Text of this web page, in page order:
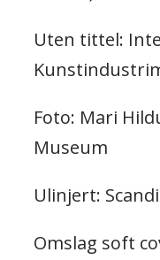
Uten tittel:
Foto: Mari
Museum
Ulinjert:
Omslag soft